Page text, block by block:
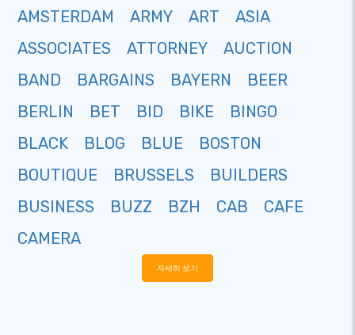
AMSTERDAM
ARMY ART
ASIA
ASSOCIATES
ATTORNEY
AUCTION
BAND
BARGAINS BAYERN
BEER
BERLIN
BET BID BIKE
BINGO
BLACK
BLOG BLUE
BOSTON
BOUTIQUE
BRUSSELS
BUILDERS
BUSINESS
BUZZ BZH CAB
CAFE
CAMERA
자세히 보기